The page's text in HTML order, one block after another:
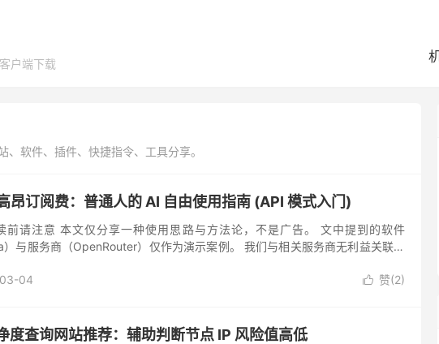
户端下载
软件、插件、快捷指令、工具分享。
昂订阅费：普通人的 AI 自由使用指南 (API 模式入门)
请注意 本文仅分享一种使用思路与方法论，不是广告。 文中提到的软件
）与服务商（OpenRouter）仅作为演示案例。 我们与相关服务商无利益关联，
 赞(2)
04
度查询网站推荐：辅助判断节点 IP 风险值高低